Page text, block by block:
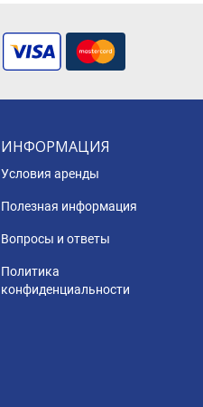
ИНФОРМАЦИЯ
Условия аренды
Полезная информация
Вопросы и ответы
Политика
конфиденциальности